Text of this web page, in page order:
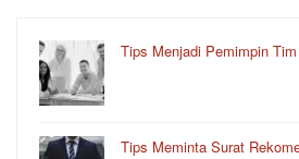
Tips Menjadi Pemimpin
Tips Meminta Surat